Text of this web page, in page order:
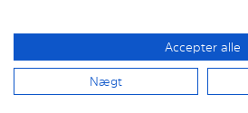
Vigtigt! Beskyt bilens interiør
Vi anbefaler at du beskytter
Accepter alle
Nægt